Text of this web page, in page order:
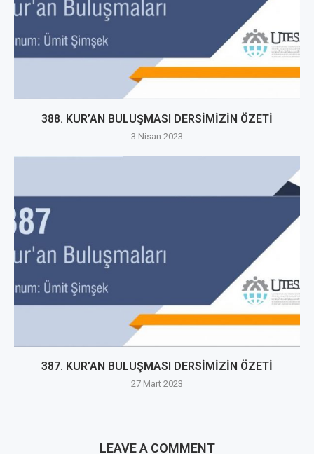
388. KUR’AN BULUŞMASI DERSİMİZİN ÖZETİ
3 Nisan 2023
387. KUR’AN BULUŞMASI DERSİMİZİN ÖZETİ
27 Mart 2023
LEAVE A COMMENT